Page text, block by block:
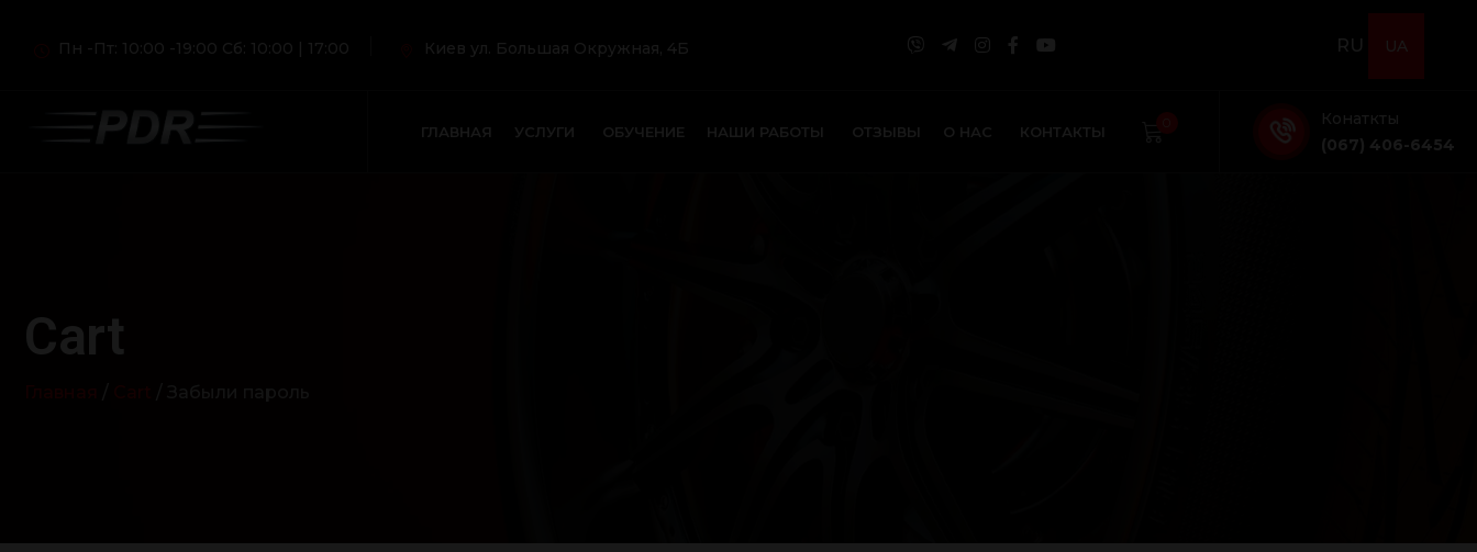
Пн -Пт: 10:00 -19:00 Сб: 10:00 | 17:00 Киев ул. Большая Окружная, 4Б RU UA
ГЛАВНАЯ УСЛУГИ ОБУЧЕНИЕ НАШИ РАБОТЫ ОТЗЫВЫ О НАС КОНТАКТЫ
Конаткты
(067) 406-6454
Cart